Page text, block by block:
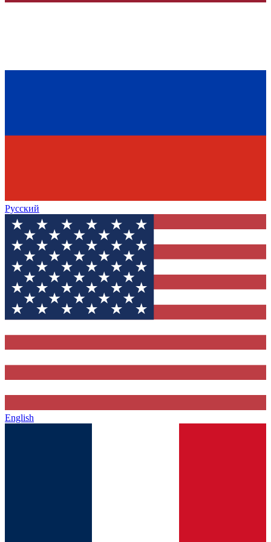
Русский
English